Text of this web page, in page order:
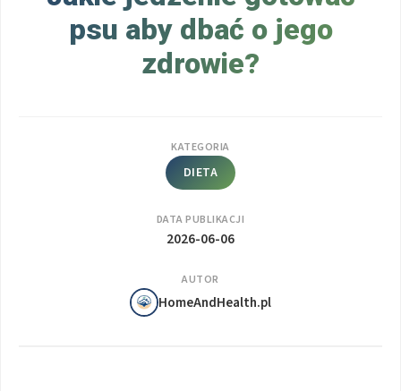
psu aby dbać o jego
zdrowie?
KATEGORIA
DIETA
DATA PUBLIKACJI
2026-06-06
AUTOR
HomeAndHealth.pl